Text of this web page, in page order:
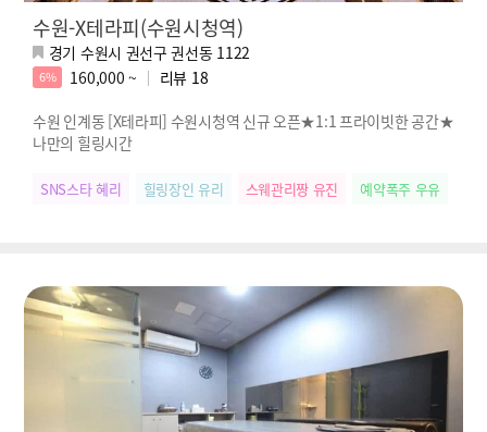
수원-X테라피(수원시청역)
경기 수원시 권선구 권선동 1122
6% 160,000 ~ 리뷰 18
수원 인계동 [X테라피] 수원시청역 신규 오픈★1:1 프라이빗한 공간★
나만의 힐링시간
SNS스타 혜리 힐링장인 유리 스웨관리짱 유진 예약폭주 우유